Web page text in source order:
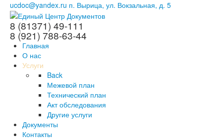
ucdoc@yandex.ru п. Вырица, ул. Вокзальная, д. 5
8 (81371) 49-111
8 (921) 788-63-44
Главная
О нас
Услуги
Back
Межевой план
Технический план
Акт обследования
Другие услуги
Документы
Контакты